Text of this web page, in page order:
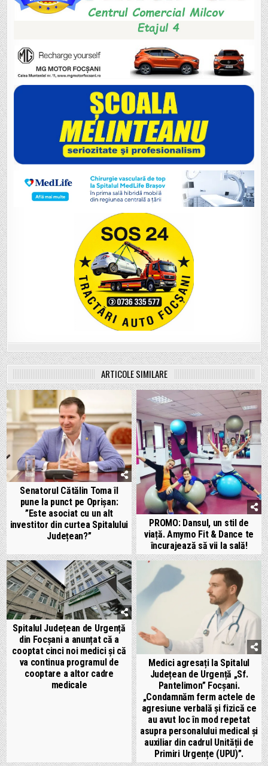
ARTICOLE SIMILARE
Senatorul Cătălin Toma îl
pune la punct pe Oprișan:
”Este asociat cu un alt
investitor din curtea Spitalului
Județean?”
PROMO: Dansul, un stil de
viață. Amymo Fit & Dance te
încurajează să vii la sală!
Spitalul Județean de Urgență
din Focșani a anunțat că a
cooptat cinci noi medici și că
va continua programul de
cooptare a altor cadre
medicale
Medici agresați la Spitalul
Județean de Urgență „Sf.
Pantelimon” Focșani.
„Condamnăm ferm actele de
agresiune verbală și fizică ce
au avut loc în mod repetat
asupra personalului medical și
auxiliar din cadrul Unității de
Primiri Urgențe (UPU)”.